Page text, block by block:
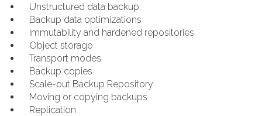
Unstructured data backup
Backup data optimizations
Immutability and hardened repositories
Object storage
Transport modes
Backup copies
Scale-out Backup Repository
Moving or copying backups
Replication